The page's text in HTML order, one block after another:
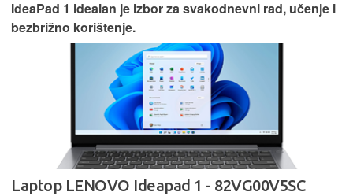
IdeaPad 1 idealan je izbor za svakodnevni rad, učenje i
bezbrižno korištenje.
Laptop LENOVO Ideapad 1 - 82VG00V5SC